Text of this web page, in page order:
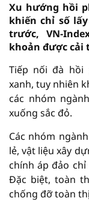
Xu hướng hồi
khiến chỉ số
trước, VN-
khoản được cải
Tiếp nối đà hồi
xanh, tuy nhiên
các nhóm
xuống sắc đỏ.
Các nhóm
lẻ, vật liệu xây
chính áp đảo
Đặc biệt, toàn
chống đỡ toàn